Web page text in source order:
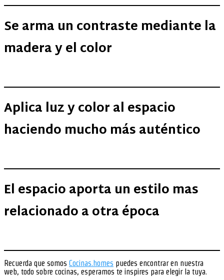
Se arma un contraste mediante la
madera y el color
Aplica luz y color al espacio
haciendo mucho más auténtico
El espacio aporta un estilo mas
relacionado a otra época
Recuerda que somos Cocinas.homes puedes encontrar en nuestra
web, todo sobre cocinas, esperamos te inspires para elegir la tuya.